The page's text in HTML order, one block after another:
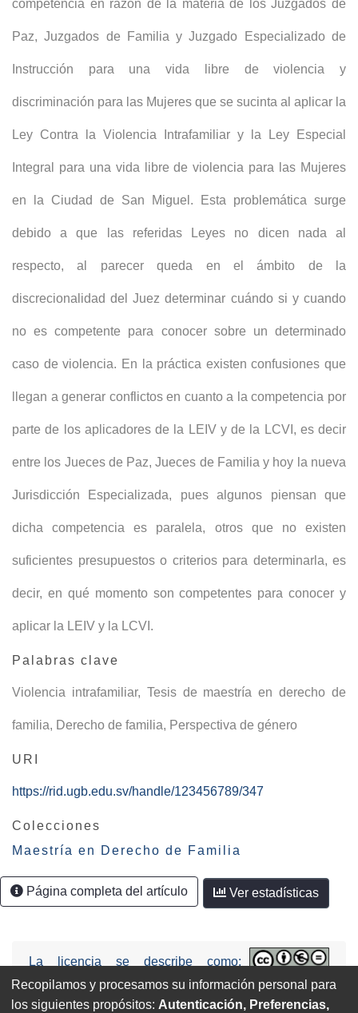
competencia en razón de la materia de los Juzgados de
Paz, Juzgados de Familia y Juzgado Especializado de
Instrucción para una vida libre de violencia y
discriminación para las Mujeres que se sucinta al aplicar la
Ley Contra la Violencia Intrafamiliar y la Ley Especial
Integral para una vida libre de violencia para las Mujeres
en la Ciudad de San Miguel. Esta problemática surge
debido a que las referidas Leyes no dicen nada al
respecto, al parecer queda en el ámbito de la
discrecionalidad del Juez determinar cuándo si y cuando
no es competente para conocer sobre un determinado
caso de violencia. En la práctica existen confusiones que
llegan a generar conflictos en cuanto a la competencia por
parte de los aplicadores de la LEIV y de la LCVI, es decir
entre los Jueces de Paz, Jueces de Familia y hoy la nueva
Jurisdicción Especializada, pues algunos piensan que
dicha competencia es paralela, otros que no existen
suficientes presupuestos o criterios para determinarla, es
decir, en qué momento son competentes para conocer y
aplicar la LEIV y la LCVI.
Palabras clave
Violencia intrafamiliar, Tesis de maestría en derecho de
familia, Derecho de familia, Perspectiva de género
URI
https://rid.ugb.edu.sv/handle/123456789/347
Colecciones
Maestría en Derecho de Familia
Página completa del artículo Ver estadísticas
La licencia se describe como:
Attribution-NonCommercial-NoDerivs
3.0 United States (CC BY-NC-ND 3.0 US).
Recopilamos y procesamos su información personal para
los siguientes propósitos: Autenticación, Preferencias,